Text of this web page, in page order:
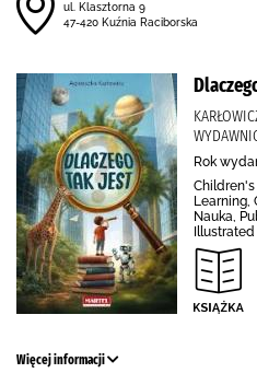
ul. Klasztorna 9
47-420 Kuźnia Raciborska
Rok
Children's
Learning,
Nauka,
Więcej informacji